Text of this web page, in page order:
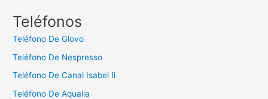
c
:
Teléfonos
Teléfono De Glovo
Teléfono De Nespresso
Teléfono De Canal Isabel Ii
Teléfono De Aqualia